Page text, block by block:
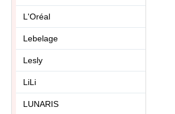
L'Oréal
Lebelage
Lesly
LiLi
LUNARIS